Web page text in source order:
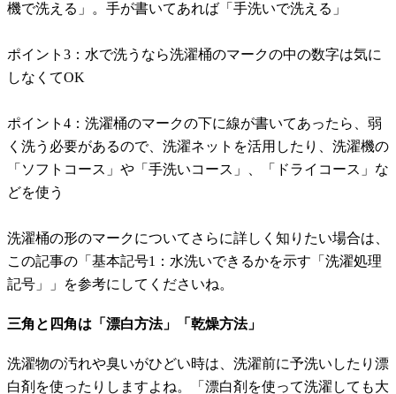
機で洗える」。手が書いてあれば「手洗いで洗える」
ポイント3：水で洗うなら洗濯桶のマークの中の数字は気に
しなくてOK
ポイント4：洗濯桶のマークの下に線が書いてあったら、弱
く洗う必要があるので、洗濯ネットを活用したり、洗濯機の
「ソフトコース」や「手洗いコース」、「ドライコース」な
どを使う
洗濯桶の形のマークについてさらに詳しく知りたい場合は、
この記事の「基本記号1：水洗いできるかを示す「洗濯処理
記号」」を参考にしてくださいね。
三角と四角は「漂白方法」「乾燥方法」
洗濯物の汚れや臭いがひどい時は、洗濯前に予洗いしたり漂
白剤を使ったりしますよね。「漂白剤を使って洗濯しても大